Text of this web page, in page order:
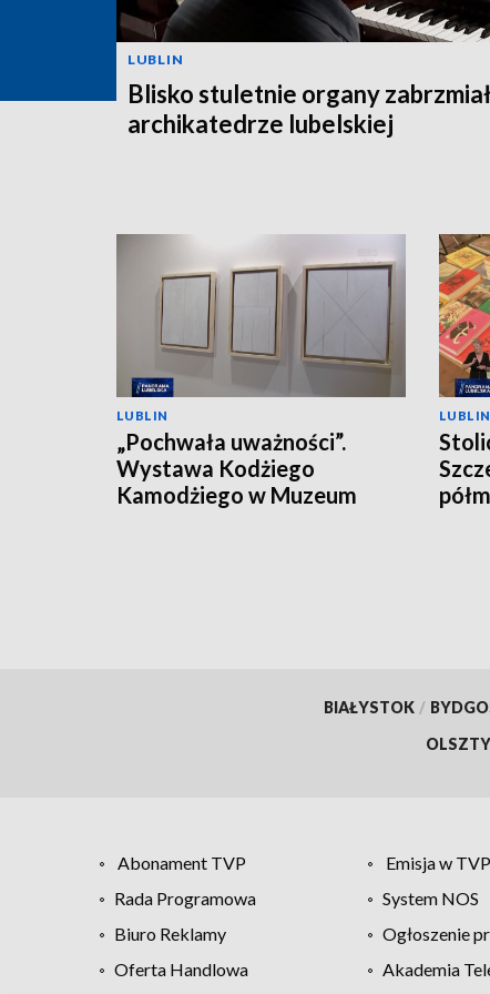
LUBLIN
Blisko stuletnie organy
archikatedrze lubelskiej
LUBLIN
„Pochwała uważności”.
Wystawa Kodżiego
Kamodżiego w Muzeum
LUBLIN
BIAŁYSTOK /
Abonament TVP Emisja w TVP
Rada Programowa
System NOS
Biuro Reklamy
Ogłoszenie
Oferta Handlowa
Akademia